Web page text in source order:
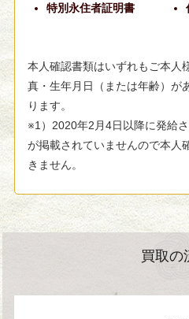
特別永住者証明書
本人確認書類はいずれもご本人
真・生年月日（または年齢）が
ります。
※1）2020年2月4日以降に発給
が掲載されていませんので本人
きません。
買取の